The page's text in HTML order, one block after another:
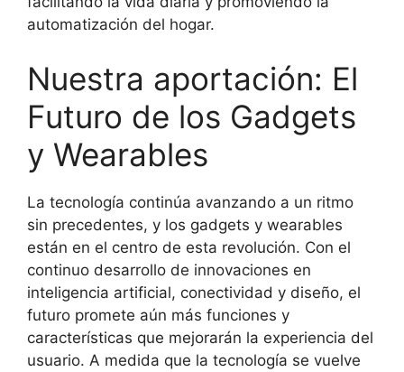
automatización del hogar.
Nuestra aportación: El
Futuro de los Gadgets
y Wearables
La tecnología continúa avanzando a un ritmo
sin precedentes, y los gadgets y wearables
están en el centro de esta revolución. Con el
continuo desarrollo de innovaciones en
inteligencia artificial, conectividad y diseño, el
futuro promete aún más funciones y
características que mejorarán la experiencia del
usuario. A medida que la tecnología se vuelve